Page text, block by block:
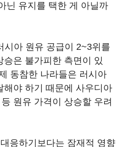
닌 유지를 택한 게 아닐까
시아 원유 공급이 2~3위를
은 불가피한 측면이 있
동참한 나라들은 러시아
해야 하기 때문에 사우디아
원유 가격이 상승할 우려
응하기보다는 잠재적 영향